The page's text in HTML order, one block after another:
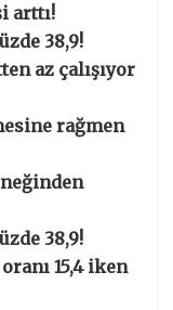
arttı!
38,9!
az çalışıyor
rağmen
38,9!
15,4 iken